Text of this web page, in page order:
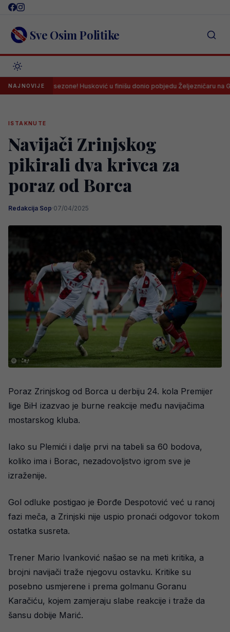
Skip
content Sve Osim Politike
NAJNOVIJE
nove sezone! Husković u finišu donio pobjedu Željezničaru na Grbavici!
ISTAKNUTE
Navijači Zrinjskog
pikirali dva krivca za
poraz od Borca
Redakcija Sop·07/04/2025
Poraz Zrinjskog od Borca u derbiju 24. kola Premijer
lige BiH izazvao je burne reakcije među navijačima
mostarskog kluba.
Iako su Plemići i dalje prvi na tabeli sa 60 bodova,
koliko ima i Borac, nezadovoljstvo igrom sve je
izraženije.
Gol odluke postigao je Đorđe Despotović već u ranoj
fazi meča, a Zrinjski nije uspio pronaći odgovor tokom
ostatka susreta.
Trener Mario Ivanković našao se na meti kritika, a
brojni navijači traže njegovu ostavku. Kritike su
posebno usmjerene i prema golmanu Goranu
Karačiću, kojem zamjeraju slabe reakcije i traže da
šansu dobije Marić.